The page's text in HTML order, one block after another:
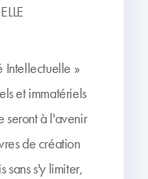
Intellectuelle »
et immatériels
seront à l'avenir
de création
sans s'y limiter,